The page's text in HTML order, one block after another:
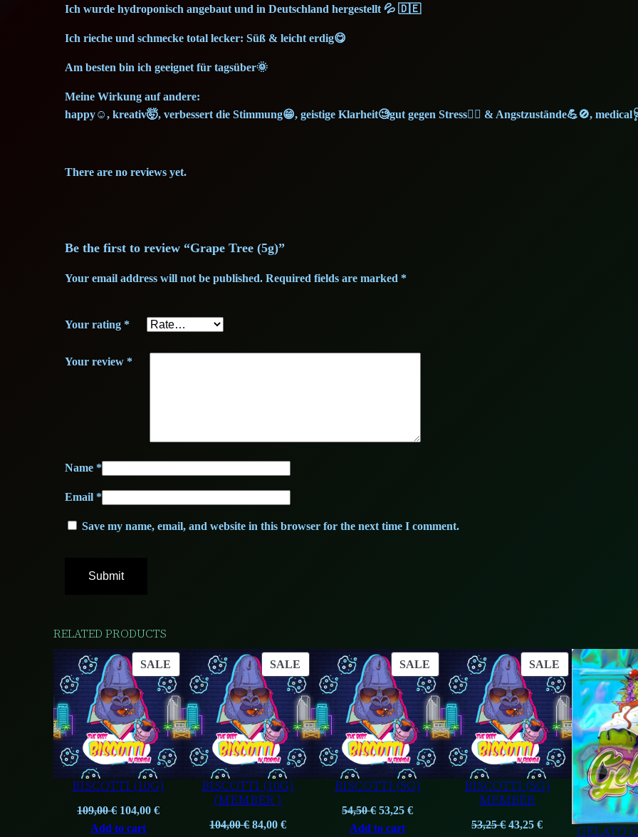
Ich wurde hydroponisch angebaut und in Deutschland hergestellt 💦 🇩🇪
Ich rieche und schmecke total lecker: Süß & leicht erdig😋
Am besten bin ich geeignet für tagsüber🌞
Meine Wirkung auf andere:
happy☺️, kreativ🤯, verbessert die Stimmung😁, geistige Klarheit🧐gut gegen Stress💆‍♂️ & Angstzustände💪🚫,
There are no reviews yet.
Be the first to review “Grape Tree (5g)”
Your email address will not be published. Required fields are marked *
Your rating *
Your review*
Name*
Email *
Save my name, email, and website in this browser for the next time I comment.
RELATED PRODUCTS
SALE PRODUCT
ON
SALE
BISCOTTI (10G)
109,00€ Original
price
104,00€Current
Add to cart
SALE PRODUCT
ON
SALE
BISCOTTI (10G)
(MEMBER )
104,00€ Original
84,00€Current
SALE PRODUCT
ON
SALE
BISCOTTI (5G)
54,50€ Original
price
53,25€Current
Add to cart
SALE PRODUCT
ON
SALE
BISCOTTI (5G)
MEMBER
53,25€ Original
43,25€CurrentGELATO